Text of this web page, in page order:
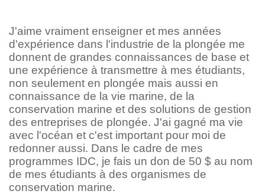
J'aime vraiment enseigner et mes années
d'expérience dans l'industrie de la plongée me
donnent de grandes connaissances de base et
une expérience à transmettre à mes étudiants,
non seulement en plongée mais aussi en
connaissance de la vie marine, de la
conservation marine et des solutions de gestion
des entreprises de plongée. J'ai gagné ma vie
avec l'océan et c'est important pour moi de
redonner aussi. Dans le cadre de mes
programmes IDC, je fais un don de 50 $ au nom
de mes étudiants à des organismes de
conservation marine.